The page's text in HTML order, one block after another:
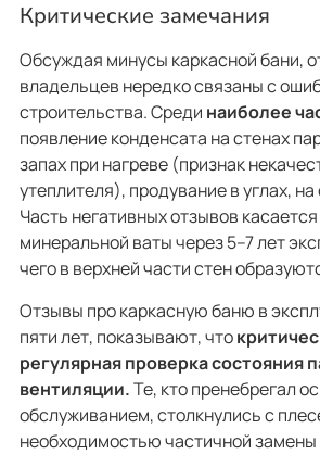
Критические замечания
Обсуждая минусы каркасной бани,
владельцев нередко связаны с
строительства. Среди наиболее
появление конденсата на стенах
запах при нагреве (признак
утеплителя), продувание в углах,
Часть негативных отзывов
минеральной ваты через 5–7 лет
чего в верхней части стен
Отзывы про каркасную баню в
пяти лет, показывают, что
регулярная проверка состояния
вентиляции.Те, кто пренебрегал
обслуживанием, столкнулись с
необходимостью частичной